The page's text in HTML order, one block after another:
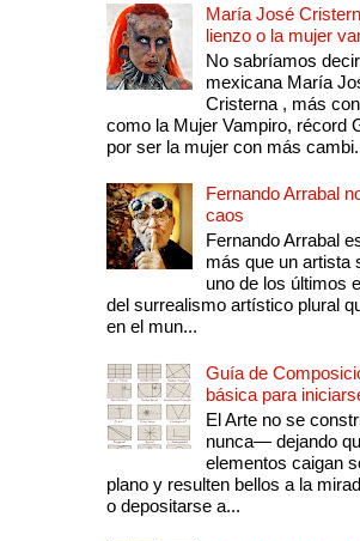
María José
lienzo o la mujer
No sabríamos
mexicana María
Cristerna , más
como la Mujer Vampiro, récord
por ser la mujer con más
Fernando Arrabal
caos
Fernando Arrabal
más que un artista
uno de los últimos
del surrealismo artístico plural
en el mun...
Guía de
básica para
El Arte no se
nunca— dejando
elementos caigan
plano y resulten bellos a la
o depositarse a...